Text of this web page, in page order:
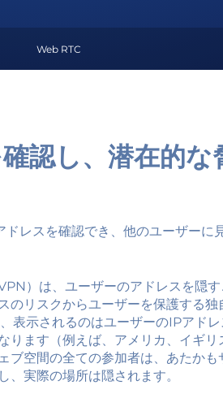
Web RTC
認し、潜在的な
レスを確認でき、他のユーザーに
）は、ユーザーのアドレスを隠す
のリスクからユーザーを保護する独
表示されるのはユーザーのIPアド
ります（例えば、アメリカ、イギリ
ブ空間の全ての参加者は、あたかも
実際の場所は隠されます。